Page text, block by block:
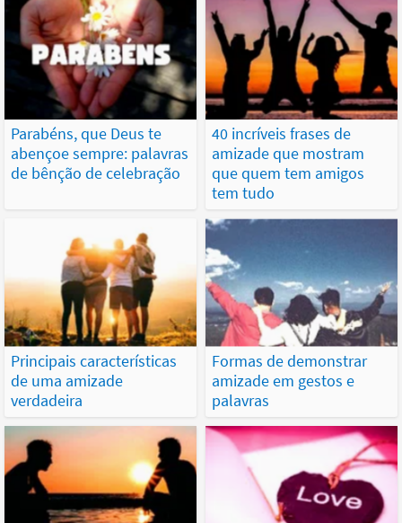
Parabéns, que Deus te
abençoe sempre: palavras
de bênção de celebração
40 incríveis frases de
amizade que mostram
que quem tem amigos
tem tudo
Principais características
de uma amizade
verdadeira
Formas de demonstrar
amizade em gestos e
palavras